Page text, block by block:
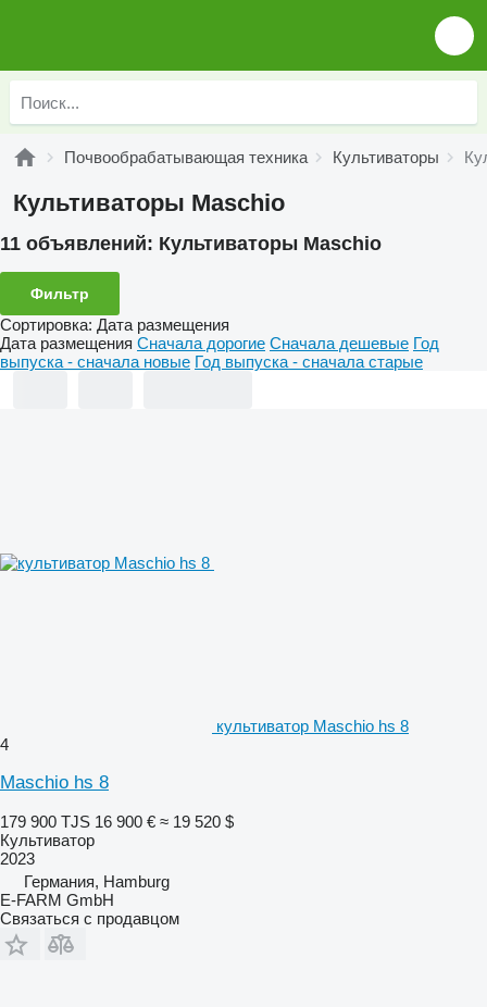
Почвообрабатывающая техника Культиваторы
Культиваторы Maschio
11 объявлений: Культиваторы Maschio
Фильтр
Сортировка: Дата размещения
Дата размещения Сначала дорогие Сначала дешевые Год
выпуска - сначала новые Год выпуска - сначала старые
культиватор Maschio hs 8
4
Maschio hs 8
179 900 TJS 16 900 € ≈ 19 520 $
Культиватор
2023
Германия, Hamburg
E-FARM GmbH
Связаться с продавцом